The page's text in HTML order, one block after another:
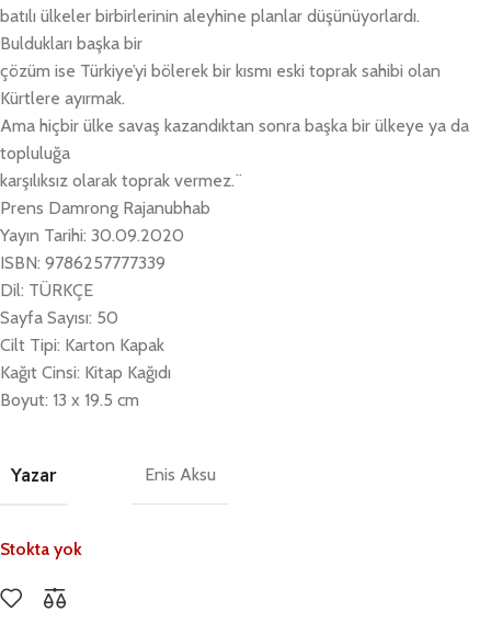
batılı ülkeler birbirlerinin aleyhine planlar düşünüyorlardı.
Buldukları başka bir
çözüm ise Türkiye’yi bölerek bir kısmı eski toprak sahibi olan
Kürtlere ayırmak.
Ama hiçbir ülke savaş kazandıktan sonra başka bir ülkeye ya da
topluluğa
karşılıksız olarak toprak vermez.¨
Prens Damrong Rajanubhab
Yayın Tarihi: 30.09.2020
ISBN: 9786257777339
Dil: TÜRKÇE
Sayfa Sayısı: 50
Cilt Tipi: Karton Kapak
Kağıt Cinsi: Kitap Kağıdı
Boyut: 13 x 19.5 cm
Yazar Enis Aksu
Stokta yok